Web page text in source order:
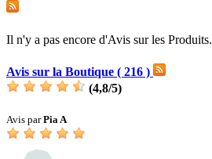
Il n'y a pas encore d'Avis sur les Produits.
Avis sur la Boutique ( 216 )
(4,8/5)
Avis parPia A